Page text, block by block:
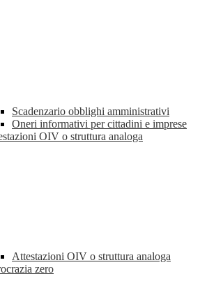
Scadenzario obblighi amministrativi
Oneri informativi per cittadini e imprese
OIV o struttura analoga
Attestazioni OIV o struttura analoga
zero